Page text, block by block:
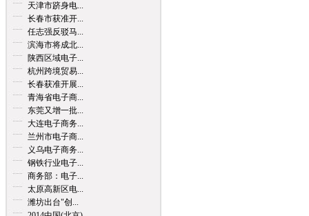
天津市跻身电...
长春市获准开...
任志强反驳马...
滨海市将成北...
陕西区域电子...
杭州跨境贸易...
长春获准开展...
青海省电子商...
东莞又增一批...
大连电子商务...
兰州市电子商...
义乌电子商务...
钢铁行业电子...
商务部：电子...
太原高新区电...
潍坊出台"创...